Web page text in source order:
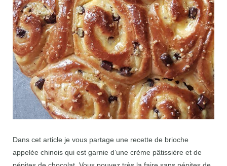
Dans cet article je vous partage une recette de brioche
appelée chinois qui est garnie d’une crème pâtissière et de